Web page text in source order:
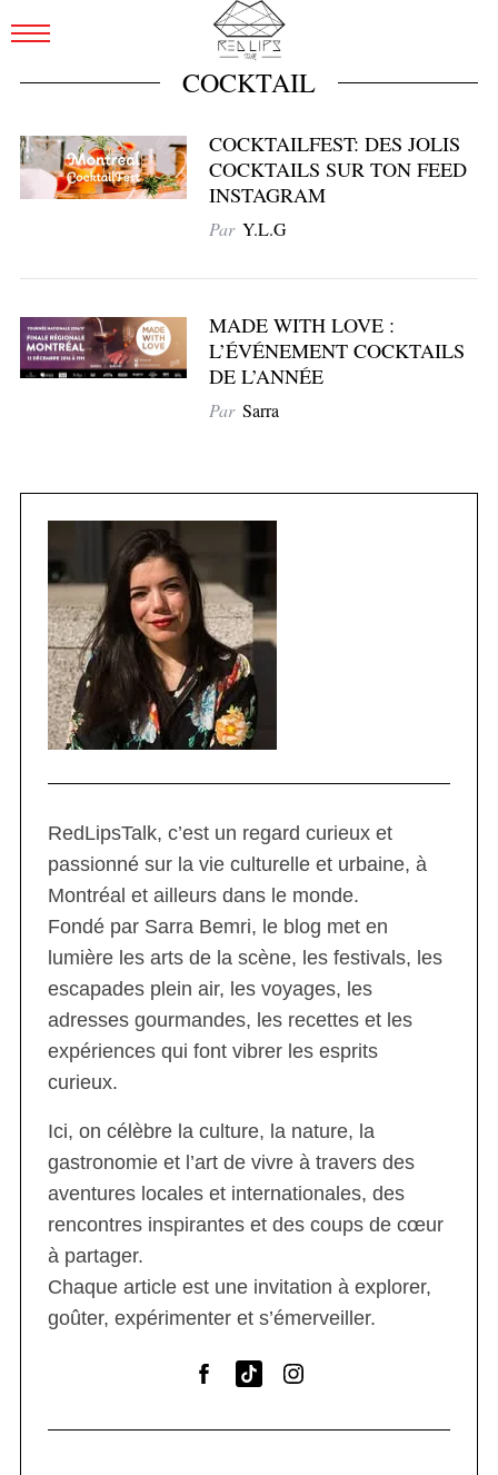
COCKTAIL
COCKTAILFEST: DES JOLIS
COCKTAILS SUR TON FEED
INSTAGRAM
Par Y.L.G
MADE WITH LOVE :
L’ÉVÉNEMENT COCKTAILS
DE L’ANNÉE
Par Sarra
RedLipsTalk, c’est un regard curieux et
passionné sur la vie culturelle et urbaine, à
Montréal et ailleurs dans le monde.
Fondé par Sarra Bemri, le blog met en
lumière les arts de la scène, les festivals, les
escapades plein air, les voyages, les
adresses gourmandes, les recettes et les
expériences qui font vibrer les esprits
curieux.
Ici, on célèbre la culture, la nature, la
gastronomie et l’art de vivre à travers des
aventures locales et internationales, des
rencontres inspirantes et des coups de cœur
à partager.
Chaque article est une invitation à explorer,
goûter, expérimenter et s’émerveiller.